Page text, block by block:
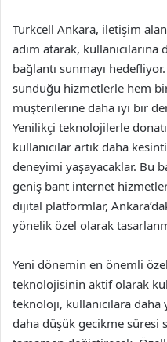
Turkcell Ankara, iletişim
adım atarak,
bağlantı sunmayı
sunduğu hizmetlerle hem
müşterilerine daha iyi bir
Yenilikçi teknolojilerle
kullanıcılar artık daha
deneyimi yaşayacaklar. Bu
geniş bant internet
dijital platformlar,
yönelik özel olarak
Yeni dönemin en önemli
teknolojisinin aktif olarak
teknoloji, kullanıcılara
daha düşük gecikme süresi